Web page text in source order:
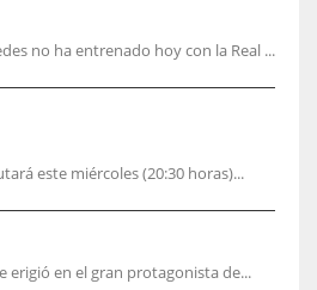
no ha entrenado hoy con la Real ...
este miércoles (20:30 horas)...
erigió en el gran protagonista de...